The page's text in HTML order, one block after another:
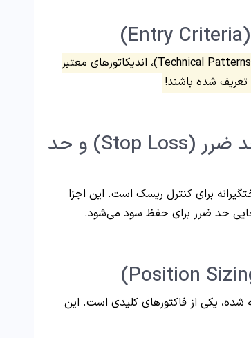
پارامترهای روشن و قابل اندازه‌گیری [مانند الگوهای تکنیکال (Technical Patterns)، اندیکاتورهای معتبر
مورد 3#: مدیریت ریسک و تعیین حد ضرر (Stop Loss) و حد
برای کنترل ریسک است. این اجزا
حد ضرر برای حفظ سود می‌شود.
یکی از فاکتورهای کلیدی است. این